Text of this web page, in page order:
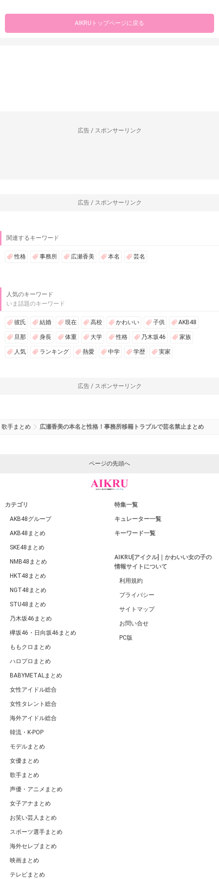
AIKRUトップページに戻る
広告 / スポンサーリンク
広告 / スポンサーリンク
関連するキーワード
性格 事務所 広瀬香美 本名 芸名
人気のキーワード
いま話題のキーワード
彼氏 結婚 現在 高校 かわいい 子供 AKB48
旦那 身長 体重 大学 性格 乃木坂46 家族
人気 ランキング 熱愛 中学 学歴 実家
広告 / スポンサーリンク
歌手まとめ 広瀬香美の本名と性格！事務所移籍トラブルで芸名禁止まとめ
ページの先頭へ
カテゴリ
AKB48グループ
AKB48まとめ
SKE48まとめ
NMB48まとめ
HKT48まとめ
NGT48まとめ
STU48まとめ
乃木坂46まとめ
欅坂46・日向坂46まとめ
ももクロまとめ
ハロプロまとめ
BABYMETALまとめ
女性アイドル総合
女性タレント総合
海外アイドル総合
韓流・K-POP
モデルまとめ
女優まとめ
歌手まとめ
声優・アニメまとめ
女子アナまとめ
お笑い芸人まとめ
スポーツ選手まとめ
海外セレブまとめ
映画まとめ
テレビまとめ
特集一覧
キュレーター一覧
キーワード一覧
AIKRU[アイクル]｜かわいい女の子の
情報サイトについて
利用規約
プライバシー
サイトマップ
お問い合せ
PC版